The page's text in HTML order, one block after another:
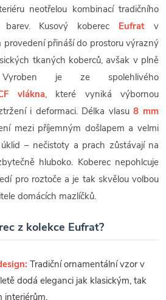
neotřelou kombinací tradičního
Kusový koberec Eufrat v
přináší do prostoru výrazný
tkaných koberců, avšak v plně
je ze spolehlivého
vlákna, které vyniká výbornou
i deformaci. Délka vlasu8 mm
mezi příjemným došlapem a velmi
– nečistoty a prach zůstávají na
hluboko. Koberec nepohlcuje
pro roztoče a je tak skvělou volbou
domácích mazlíčků.
z kolekce Eufrat?
Tradiční ornamentální vzor v
dodá eleganci jak klasickým, tak
interiérům.